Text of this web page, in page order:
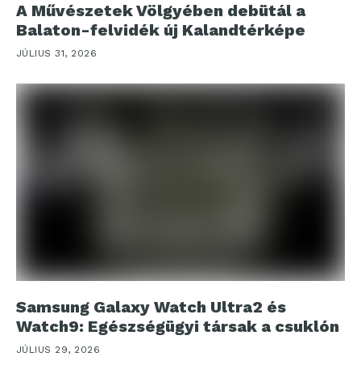
A Művészetek Völgyében debütál a
Balaton-felvidék új Kalandtérképe
JÚLIUS 31, 2026
Samsung Galaxy Watch Ultra2 és
Watch9: Egészségügyi társak a csuklón
JÚLIUS 29, 2026